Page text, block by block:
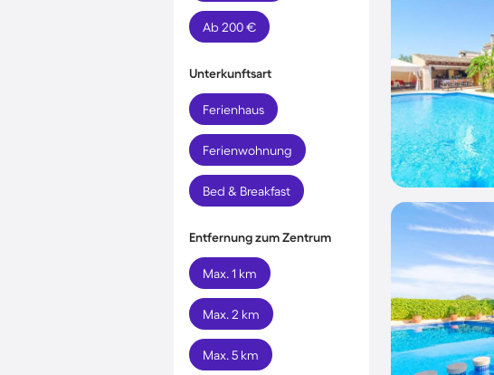
Ab 200 €
Unterkunftsart
Ferienhaus
Ferienwohnung
Bed & Breakfast
Entfernung zum Zentrum
Max. 1 km
Max. 2 km
Max. 5 km